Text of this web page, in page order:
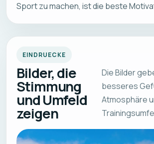
Sport zu machen, ist die beste
EINDRUECKE
Bilder, die
Stimmung
und Umfeld
zeigen
Die Bilder
besseres
Atmosphäre